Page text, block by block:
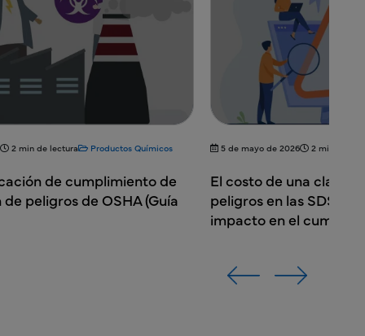
2 min de lectura Productos Químicos
de cumplimiento de
peligros de OSHA (Guía
5 de mayo de 2026 2 min de
El costo de una
peligros en las SDS:
impacto en el